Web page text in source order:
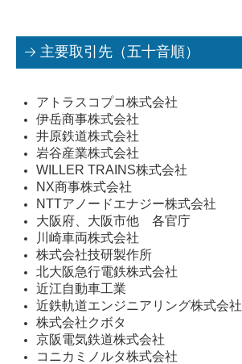
鉄道保守車両事業
採用情報
募集要項（産業機械本部 整備士 本社)
募集要項（産業機械本部 整備士 枚方)
募集要項（産業機械本部 整備士 南大阪)
募集要項（産業機械本部 整備士 奈良)
募集要項（エンジン事業本部 整備士 )
募集要項（鉄道車両部 整備士 寝屋川 )
募集要項（鉄道車両部 整備士 岡山 )
Instagram
主要取引先（五十音順）
アトラスコプコ株式会社
伊岳商事株式会社
井原鉄道株式会社
岩谷産業株式会社
WILLER TRAINS株式会社
NX商事株式会社
NTTアノードエナジー株式会社
大阪府、大阪市他 各官庁
川崎車両株式会社
株式会社技研製作所
北大阪急行電鉄株式会社
近江自動車工業
近鉄軌道エンジニアリング株式会社
株式会社クボタ
京阪電気鉄道株式会社
コニカミノルタ株式会社